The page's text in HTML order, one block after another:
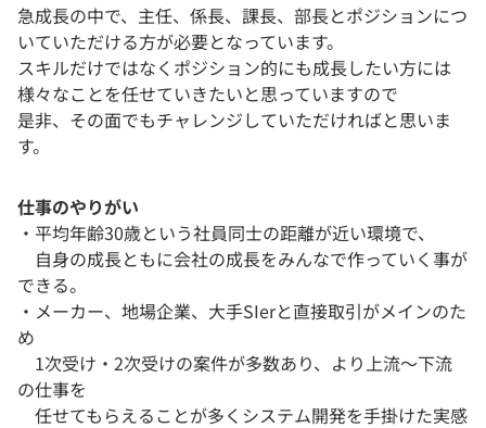
急成長の中で、主任、係長、課長、部長とポジションにつ
いていただける方が必要となっています。
スキルだけではなくポジション的にも成長したい方には
様々なことを任せていきたいと思っていますので
是非、その面でもチャレンジしていただければと思いま
す。
仕事のやりがい
・平均年齢30歳という社員同士の距離が近い環境で、
自身の成長ともに会社の成長をみんなで作っていく事が
できる。
・メーカー、地場企業、大手SIerと直接取引がメインのた
め
1次受け・2次受けの案件が多数あり、より上流～下流
の仕事を
任せてもらえることが多くシステム開発を手掛けた実感